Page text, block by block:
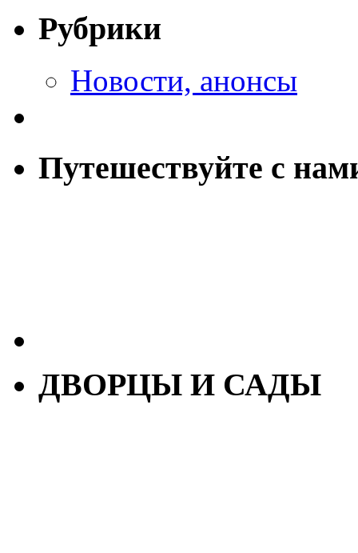
Рубрики
Новости, анонсы
Путешествуйте с
ДВОРЦЫ И САДЫ